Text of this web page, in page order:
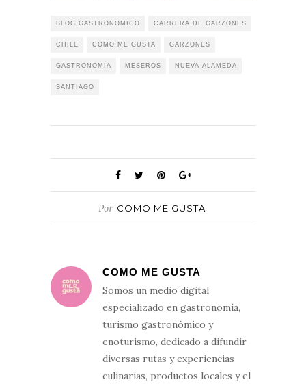
BLOG GASTRONOMICO CARRERA DE GARZONES
CHILE COMO ME GUSTA GARZONES
GASTRONOMÍA MESEROS NUEVA ALAMEDA
SANTIAGO
Por COMO ME GUSTA
COMO ME GUSTA
Somos un medio digital
especializado en gastronomía,
turismo gastronómico y
enoturismo, dedicado a difundir
diversas rutas y experiencias
culinarias, productos locales y el